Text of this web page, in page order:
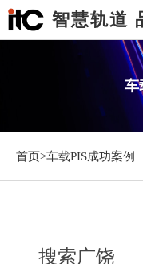
智慧轨道
车
首页>车载PIS成功案例
搜索广饶